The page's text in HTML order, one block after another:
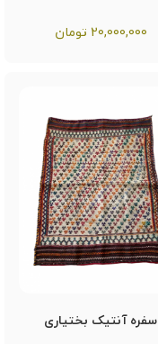
20,000,000 تومان
سفره آنتیک بختیاری